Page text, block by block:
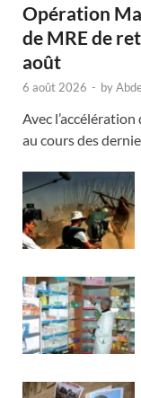
Opération
de MRE de
août
6 août 2026 - by
Avec
au cours des